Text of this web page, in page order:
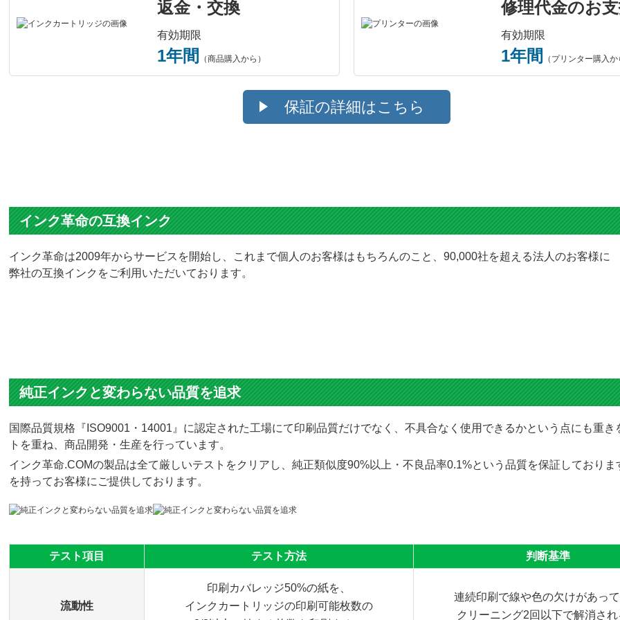
返金・交換
有効期限
1年間 （商品購入から）
修理代金のお
有効期限
1年間 （プリンター購入か
保証の詳細はこちら
インク革命の互換インク
インク革命は2009年からサービスを開始し、これまで個人のお客様はもちろんのこと、90,000社を超える法人のお客様に
弊社の互換インクをご利用いただいております。
純正インクと変わらない品質を追求
国際品質規格『ISO9001・14001』に認定された工場にて印刷品質だけでなく、不具合なく使用できるかという点にも重き
トを重ね、商品開発・生産を行っています。
インク革命.COMの製品は全て厳しいテストをクリアし、純正類似度90%以上・不良品率0.1%という品質を保証しておりま
を持ってお客様にご提供しております。
テスト項目 テスト方法 判断基準
流動性
印刷カバレッジ50%の紙を、
インクカートリッジの印刷可能枚数の
連続印刷で線や色の欠けがあって
クリーニング2回以下で解消され